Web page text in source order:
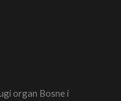
organ Bosne i